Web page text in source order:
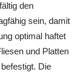
den
sein, damit
optimal haftet
und Platten
Die